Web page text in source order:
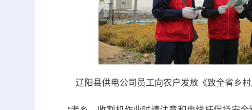
辽阳县供电公司员工向农户发放《致全省乡